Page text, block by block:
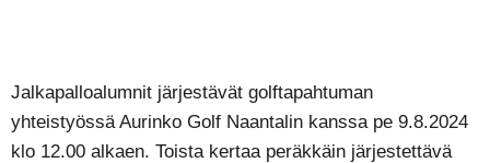
Jalkapalloalumnit järjestävät golftapahtuman
yhteistyössä Aurinko Golf Naantalin kanssa pe 9.8.2024
klo 12.00 alkaen. Toista kertaa peräkkäin järjestettävä